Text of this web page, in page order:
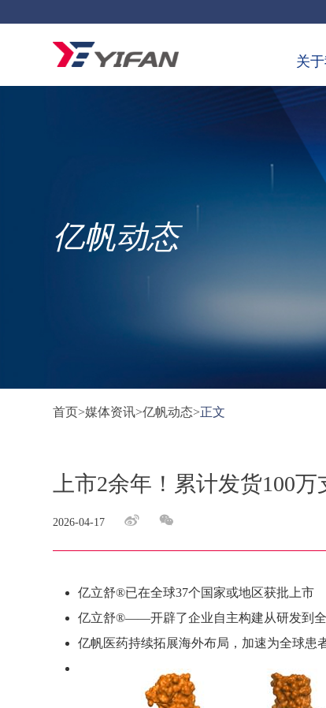
关
亿帆动态
首页>媒体资讯>亿帆动态>正文
上市2余年！累计发货100万
2026-04-17
亿立舒®已在全球37个国家或地区获批上市
亿立舒®——开辟了企业自主构建从研发到
亿帆医药持续拓展海外布局，加速为全球患